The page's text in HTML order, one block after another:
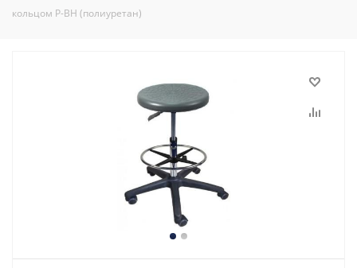
кольцом Р-ВН (полиуретан)